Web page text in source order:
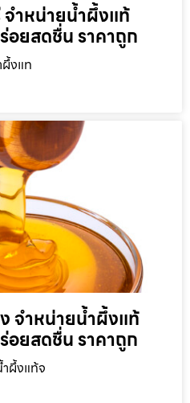
ำหน่ายน้ำผึ้งแท้
อยสดชื่น ราคาถูก
งแท
จำหน่ายน้ำผึ้งแท้
อยสดชื่น ราคาถูก
ผึ้งแท้จ